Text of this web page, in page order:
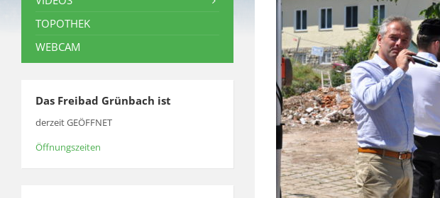
TOPOTHEK
WEBCAM
Das Freibad Grünbach ist
derzeit GEÖFFNET
Öffnungszeiten